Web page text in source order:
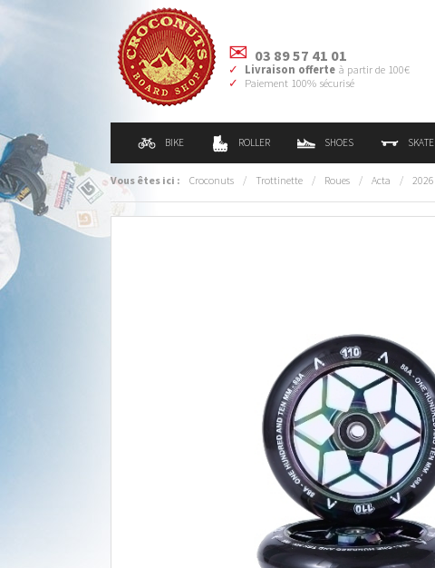
03 89 57 41 01
Livraison offerte à partir de 100€
Paiement 100% sécurisé
BIKE ROLLER SHOES SKATE
Vous êtes ici : Croconuts / Trottinette / Roues / Acta / 2026